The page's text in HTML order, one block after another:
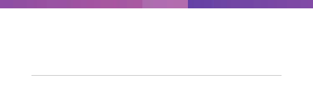
FLOW